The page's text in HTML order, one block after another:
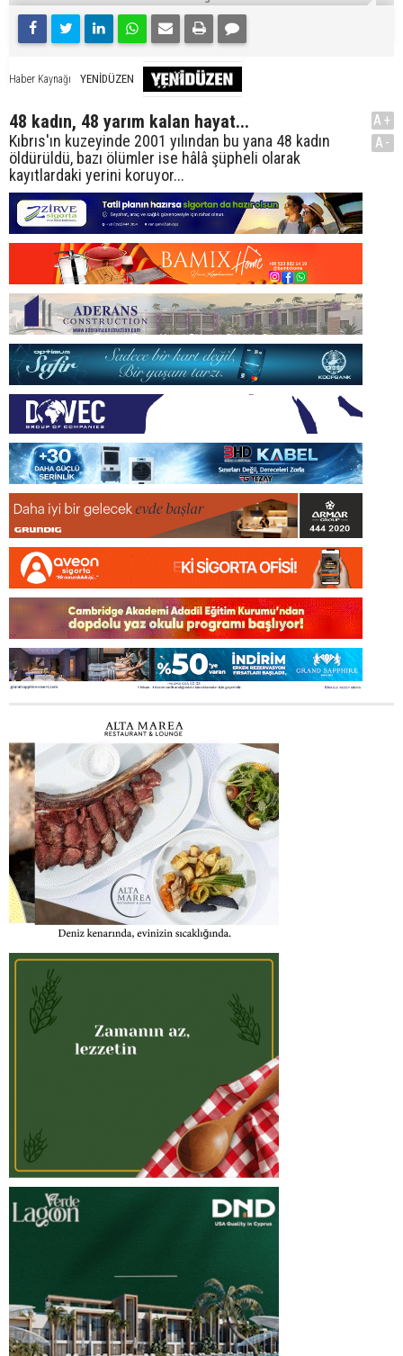
Haber Kaynağı YENİDÜZEN
48 kadın, 48 yarım kalan hayat...
Kıbrıs'ın kuzeyinde 2001 yılından bu yana 48 kadın
öldürüldü, bazı ölümler ise hâlâ şüpheli olarak
kayıtlardaki yerini koruyor...
A+
A-